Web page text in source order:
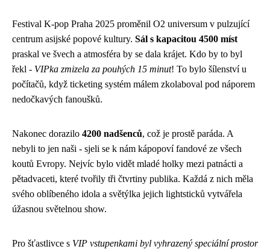
Festival K-pop Praha 2025 proměnil O2 universum v pulzující
centrum asijské popové kultury. Sál s kapacitou 4500 míst
praskal ve švech a atmosféra by se dala krájet. Kdo by to byl
řekl - VIPka zmizela za pouhých 15 minut! To bylo šílenství u
počítačů, když ticketing systém málem zkolaboval pod náporem
nedočkavých fanoušků.
Nakonec dorazilo 4200 nadšenců, což je prostě paráda. A
nebyli to jen naši - sjeli se k nám kápopoví fandové ze všech
koutů Evropy. Nejvíc bylo vidět mladé holky mezi patnácti a
pětadvaceti, které tvořily tři čtvrtiny publika. Každá z nich měla
svého oblíbeného idola a světýlka jejich lightsticků vytvářela
úžasnou světelnou show.
Pro šťastlivce s VIP vstupenkami byl vyhrazený speciální prostor